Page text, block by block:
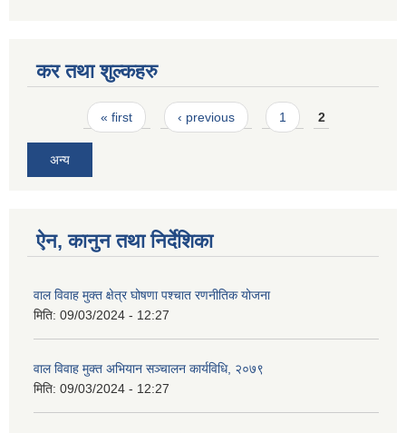
कर तथा शुल्कहरु
Pages« first ‹ previous 1 2
अन्य
ऐन, कानुन तथा निर्देशिका
वाल विवाह मुक्त क्षेत्र घोषणा पश्चात रणनीतिक योजना
मिति: 09/03/2024 - 12:27
वाल विवाह मुक्त अभियान सञ्चालन कार्यविधि, २०७९
मिति: 09/03/2024 - 12:27